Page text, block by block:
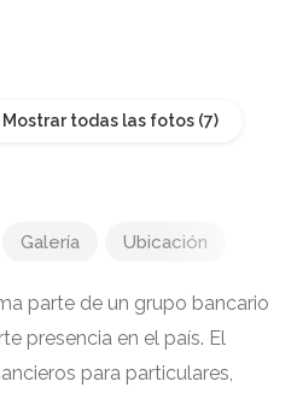
Mostrar todas las fotos
Galería Ubicación
parte de un grupo bancario
presencia en el país. El
para particulares,